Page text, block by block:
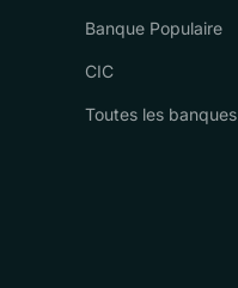
Banque Populaire
CIC
Toutes les banques